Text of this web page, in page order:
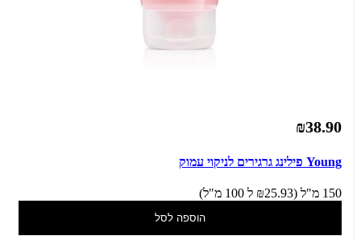
₪38.90
Young פילינג גרגירים לניקוי עמוק
150 מ"ל (₪25.93 ל 100 מ"ל)
הוספה לסל